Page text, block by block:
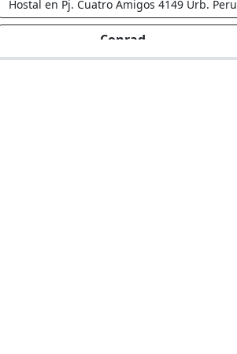
Hostal en Pj. Cuatro Amigos 4149 Urb. Peru
Conrad
Hostal en Jr. Los Cipreses 198 Urb.